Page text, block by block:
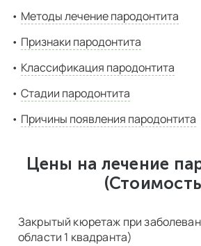
Методы лечение пародонтита
Признаки пародонтита
Классификация пародонтита
Стадии пародонтита
Причины появления пародонтита
Цены на лечение
Закрытый кюретаж при
области 1 квадранта)